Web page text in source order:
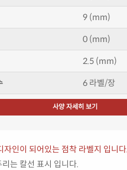
9 (mm)
0 (mm)
2.5 (mm)
6 라벨/장
사양 자세히 보기
자인이 되어있는 점착 라벨지 입니다.
는 칼선 표시 입니다.